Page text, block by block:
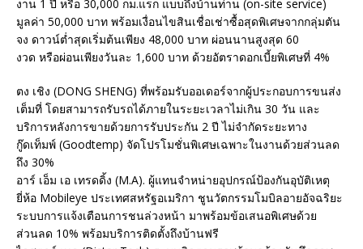
งาน 1 ปี หรือ 30,000 กม.แรก แบบถึงบ้านท่าน (on-site service)
มูลค่า 50,000 บาท พร้อมเงื่อนไขสินเชื่อเช่าซื้อสุดพิเศษจากกลุ่มตัน
จง ดาวน์ต่ำสุดเริ่มต้นเพียง 48,000 บาท ผ่อนนานสูงสุด 60
งวด หรือผ่อนเพียงวันละ 1,600 บาท ด้วยอัตราดอกเบี้ยพิเศษที่ 4%
ตง เชิง (DONG SHENG) ที่พร้อมรับออเดอร์จากผู้ประกอบการขนส่ง
เต็มที่ โดยสามารถรับรถได้ภายในระยะเวลาไม่เกิน 30 วัน และ
บริการหลังการขายด้วยการรับประกัน 2 ปี ไม่จำกัดระยะทาง
กู๊ดเท็มพ์ (Goodtemp) จัดโปรโมชั่นพิเศษเฉพาะในงานด้วยส่วนลด
ถึง 30%
อาร์ เอ็ม เอ เทรดดิ้ง (M.A). ผู้แทนจำหน่ายอุปกรณ์ป้องกันอุบัติเหตุ
ยี่ห้อ Mobileye ประเทศสหรัฐอเมริกา ชูนวัตกรรมโมบิลอายอัจฉริยะ
ระบบการแจ้งเตือนการชนล่วงหน้า มาพร้อมข้อเสนอพิเศษด้วย
ส่วนลด 10% พร้อมบริการติดตั้งถึงบ้านฟรี